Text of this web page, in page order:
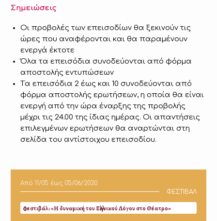
Σημειώσεις
Οι προβολές των επεισοδίων θα ξεκινούν τις
ώρες που αναφέρονται και θα παραμένουν
ενεργά έκτοτε
Όλα τα επεισόδια συνοδεύονται από φόρμα
αποστολής εντυπώσεων
Tα επεισόδια 2 έως και 10 συνοδεύονται από
φόρμα αποστολής ερωτήσεων, η οποία θα είναι
ενεργή από την ώρα έναρξης της προβολής
μέχρι τις 24.00 της ίδιας ημέρας. Οι απαντήσεις
επιλεγμένων ερωτήσεων θα αναρτώνται στη
σελίδα του αντίστοιχου επεισοδίου.
Από11/05 έως05/06/2020
ΦΕΣΤΙΒΑΛ
Φεστιβάλ: «Η δυναμική του Ελληνικού Λόγου στο Θέατρο»